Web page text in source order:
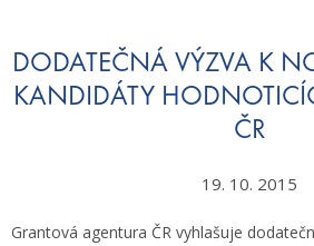
DODATEČNÁ VÝZVA K
KANDIDÁTY
ČR
19. 10. 2015
Grantová agentura ČR vyhlašuje